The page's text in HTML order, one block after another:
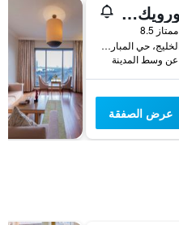
نافيتي ورويك الدمام
ممتاز 8.5
٣٩٥٦ شارع الخليج، حي المباركية, الدمام, المملكة العربية السعودية
عرض الصفقة